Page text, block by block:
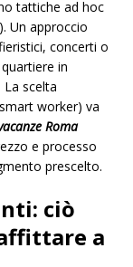
tattiche ad hoc
Un approccio
concerti o
in
scelta
worker) va
Roma
e processo
prescelto.
ciò
a